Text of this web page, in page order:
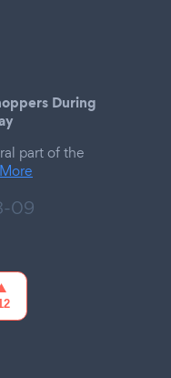
During
part of the
09